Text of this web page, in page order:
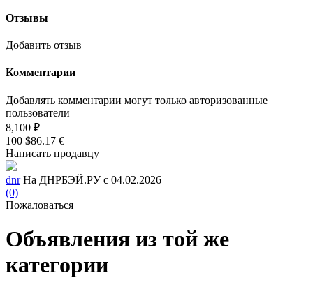
Отзывы
Добавить отзыв
Комментарии
Добавлять комментарии могут только авторизованные
пользователи
8,100 ₽
100 $86.17 €
Написать продавцу
dnr На ДНРБЭЙ.РУ с 04.02.2026
(0)
Пожаловаться
Объявления из той же
категории